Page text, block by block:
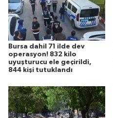
Bursa dahil 71 ilde dev
operasyon! 832 kilo
uyuşturucu ele geçirildi,
844 kişi tutuklandı